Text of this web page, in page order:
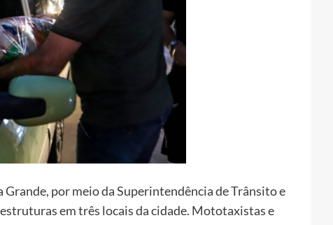
por meio da Superintendência de Trânsito e
em três locais da cidade. Mototaxistas e